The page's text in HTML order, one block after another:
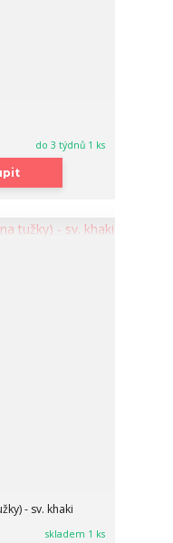
do 3 týdnů 1 ks
- sv. khaki
skladem 1 ks